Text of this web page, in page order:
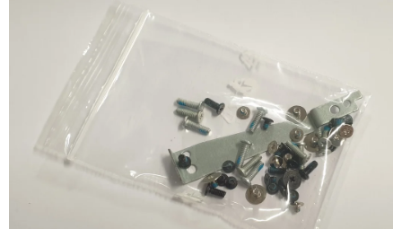
hvězdiček.